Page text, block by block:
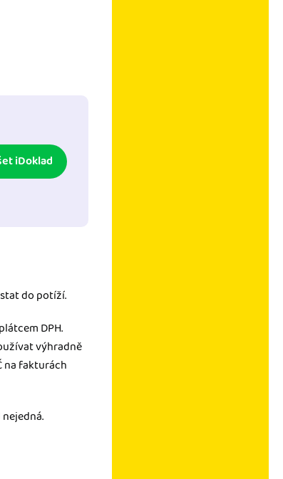
iDoklad
do potíží.
DPH.
výhradně
na fakturách